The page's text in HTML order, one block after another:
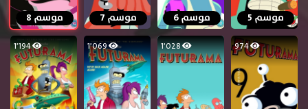
موسم 5 موسم 6 موسم 7 موسم 8
974 1٬028 1٬069 1٬194